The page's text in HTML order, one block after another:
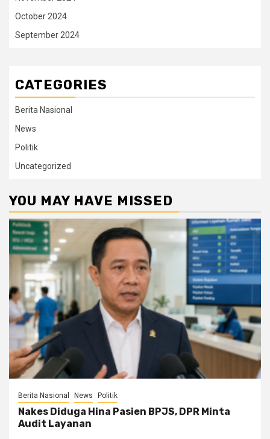
October 2024
September 2024
CATEGORIES
Berita Nasional
News
Politik
Uncategorized
YOU MAY HAVE MISSED
Berita Nasional News Politik
Nakes Diduga Hina Pasien BPJS, DPR Minta
Audit Layanan